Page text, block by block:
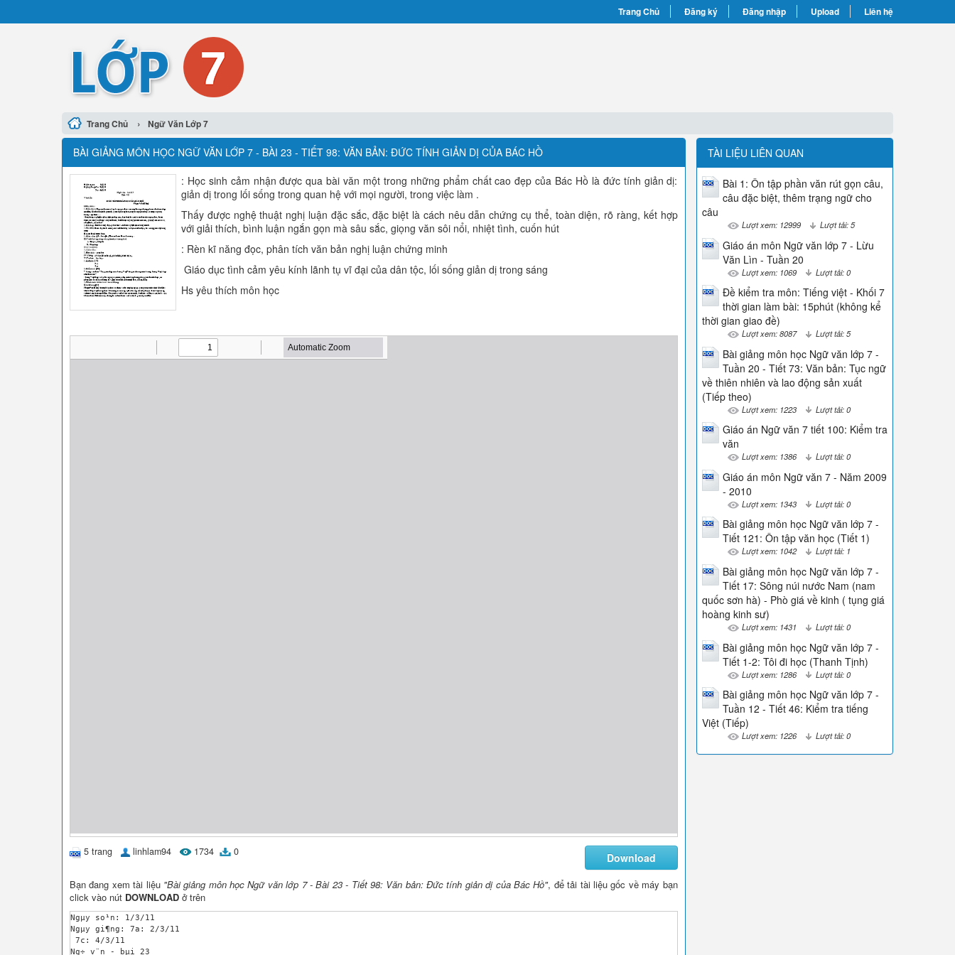
Trang Chủ Đăng ký Đăng nhập Upload Liên hệ
Trang Chủ › Ngữ Văn Lớp 7
BÀI GIẢNG MÔN HỌC NGỮ VĂN LỚP 7 - BÀI 23 - TIẾT 98: VĂN BẢN: ĐỨC TÍNH GIẢN DỊ CỦA BÁC HỒ
: Học sinh cảm nhận được qua bài văn một trong những phẩm chất cao đẹp của Bác Hồ là đức tính giản dị:
giản dị trong lối sống trong quan hệ với mọi người, trong việc làm .
Thấy được nghệ thuật nghị luận đặc sắc, đặc biệt là cách nêu dẫn chứng cụ thể, toàn diện, rõ ràng, kết hợp
với giải thích, bình luận ngắn gọn mà sâu sắc, giọng văn sôi nổi, nhiệt tình, cuốn hút
: Rèn kĩ năng đọc, phân tích văn bản nghị luận chứng minh
Giáo dục tình cảm yêu kính lãnh tụ vĩ đại của dân tộc, lối sống giản dị trong sáng
Hs yêu thích môn học
5 trang linhlam94 1734 0 Download
Bạn đang xem tài liệu "Bài giảng môn học Ngữ văn lớp 7 - Bài 23 - Tiết 98: Văn bản: Đức tính giản dị của Bác Hồ", để tải tài liệu gốc về máy bạn
click vào nút DOWNLOAD ở trên
Ngµy so¹n: 1/3/11
Ngµy gi¶ng: 7a: 2/3/11
7c: 4/3/11
Ng÷ v¨n - bµi 23
TÀI LIỆU LIÊN QUAN
Bài 1: Ôn tập phần văn rút gọn câu,
câu đặc biệt, thêm trạng ngữ cho
câu
Lượt xem: 12999 Lượt tải: 5
Giáo án môn Ngữ văn lớp 7 - Lừu
Văn Lìn - Tuần 20
Lượt xem: 1069 Lượt tải: 0
Đề kiểm tra môn: Tiếng việt - Khối 7
thời gian làm bài: 15phút (không kể
thời gian giao đề)
Lượt xem: 8087 Lượt tải: 5
Bài giảng môn học Ngữ văn lớp 7 -
Tuần 20 - Tiết 73: Văn bản: Tục ngữ
về thiên nhiên và lao động sản xuất
(Tiếp theo)
Lượt xem: 1223 Lượt tải: 0
Giáo án Ngữ văn 7 tiết 100: Kiểm tra
văn
Lượt xem: 1386 Lượt tải: 0
Giáo án môn Ngữ văn 7 - Năm 2009
- 2010
Lượt xem: 1343 Lượt tải: 0
Bài giảng môn học Ngữ văn lớp 7 -
Tiết 121: Ôn tập văn học (Tiết 1)
Lượt xem: 1042 Lượt tải: 1
Bài giảng môn học Ngữ văn lớp 7 -
Tiết 17: Sông núi nước Nam (nam
quốc sơn hà) - Phò giá về kinh ( tụng giá
hoàng kinh sư)
Lượt xem: 1431 Lượt tải: 0
Bài giảng môn học Ngữ văn lớp 7 -
Tiết 1-2: Tôi đi học (Thanh Tịnh)
Lượt xem: 1286 Lượt tải: 0
Bài giảng môn học Ngữ văn lớp 7 -
Tuần 12 - Tiết 46: Kiểm tra tiếng
Việt (Tiếp)
Lượt xem: 1226 Lượt tải: 0